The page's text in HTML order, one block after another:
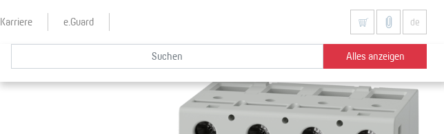
de
Karriere e.Guard
Alles anzeigen